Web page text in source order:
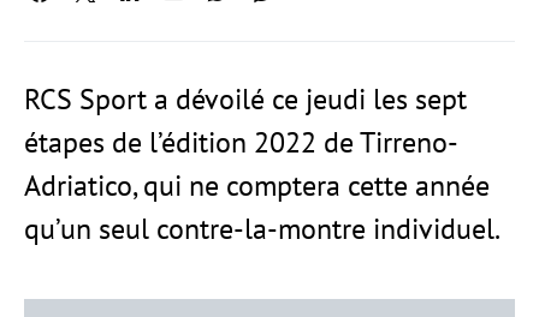
RCS Sport a dévoilé ce jeudi les sept
étapes de l’édition 2022 de Tirreno-
Adriatico, qui ne comptera cette année
qu’un seul contre-la-montre individuel.